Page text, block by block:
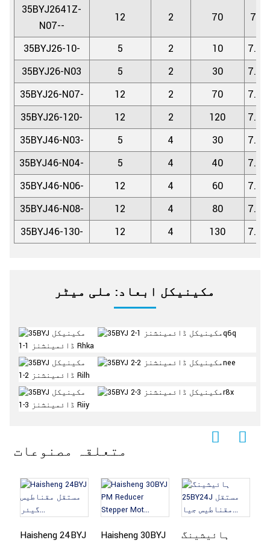
35BYJ2641Z-
N07--
12 2 70
35BYJ26-10- 5 2 10
7.5/
35BYJ26-N03
5 2 30
7.5/
35BYJ26-N07-
12 2 70
7.5/
35BYJ26-120-
12 2 120
7.5/
35BYJ46-N03-
5 4 30
7.5/
35BYJ46-N04-
5 4 40
7.5/
35BYJ46-N06-
12 4 60
7.5/
35BYJ46-N08-
12 4 80
7.5/
35BYJ46-130-
12 4 130 7.5/
مکینیکل ابعاد: ملی میٹر
متعلقہ مصنوعات
Haisheng 24BYJ
Haisheng 30BYJ
ہائیشینگ